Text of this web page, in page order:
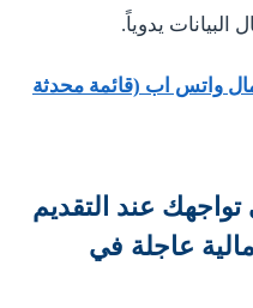
يدوياً.
واتس اب (قائمة محدثة
عند التقديم
عاجلة في